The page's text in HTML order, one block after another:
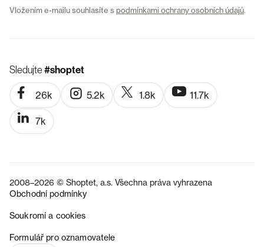
Vložením e-mailu souhlasíte spodmínkami ochrany osobních údajů.
Sledujte#shoptet
26k 5.2k 1.8k 11.7k
7k
2008–2026 © Shoptet, a.s. Všechna práva vyhrazena
Obchodní podmínky
Soukromí a cookies
Formulář pro oznamovatele